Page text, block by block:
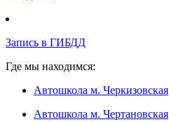
Запись в ГИБДД
Где мы находимся:
Автошкола м. Черкизовская
Автошкола м. Чертановская